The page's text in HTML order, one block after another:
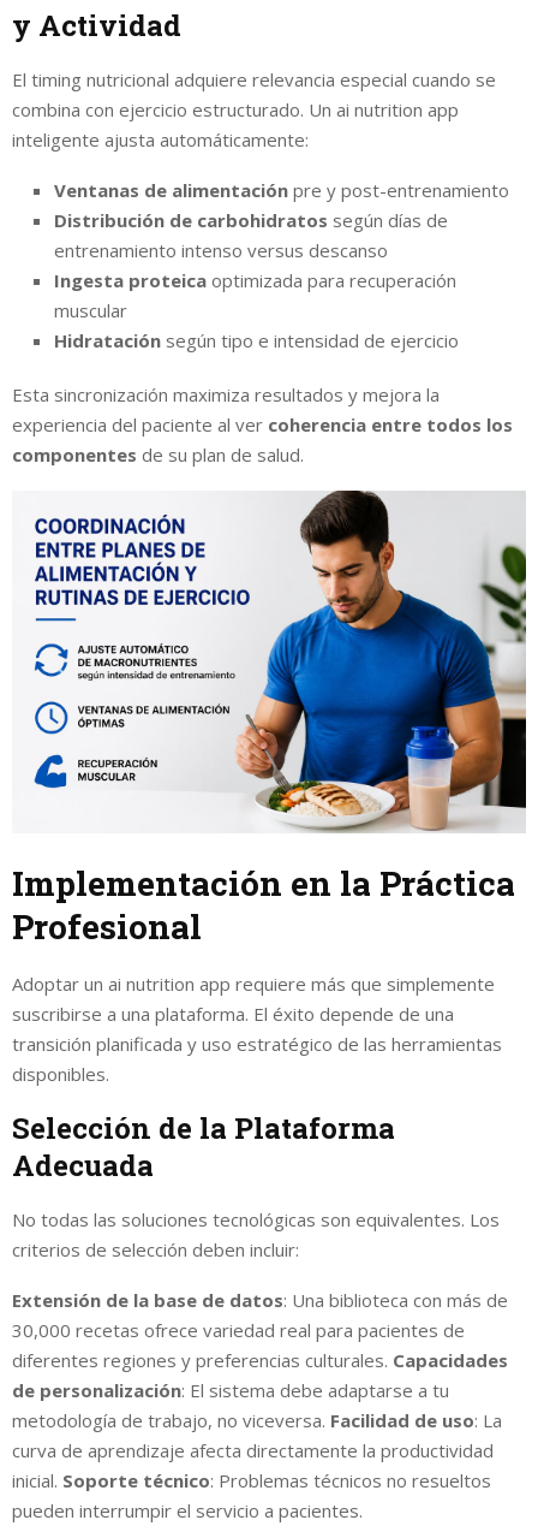
y Actividad
El timing nutricional adquiere relevancia especial cuando se
combina con ejercicio estructurado. Un ai nutrition app
inteligente ajusta automáticamente:
Ventanas de alimentación pre y post-entrenamiento
Distribución de carbohidratos según días de
entrenamiento intenso versus descanso
Ingesta proteica optimizada para recuperación
muscular
Hidratación según tipo e intensidad de ejercicio
Esta sincronización maximiza resultados y mejora la
experiencia del paciente al ver coherencia entre todos los
componentes de su plan de salud.
Implementación en la Práctica
Profesional
Adoptar un ai nutrition app requiere más que simplemente
suscribirse a una plataforma. El éxito depende de una
transición planificada y uso estratégico de las herramientas
disponibles.
Selección de la Plataforma
Adecuada
No todas las soluciones tecnológicas son equivalentes. Los
criterios de selección deben incluir:
Extensión de la base de datos: Una biblioteca con más de
30,000 recetas ofrece variedad real para pacientes de
diferentes regiones y preferencias culturales. Capacidades
de personalización: El sistema debe adaptarse a tu
metodología de trabajo, no viceversa. Facilidad de uso: La
curva de aprendizaje afecta directamente la productividad
inicial. Soporte técnico: Problemas técnicos no resueltos
pueden interrumpir el servicio a pacientes.